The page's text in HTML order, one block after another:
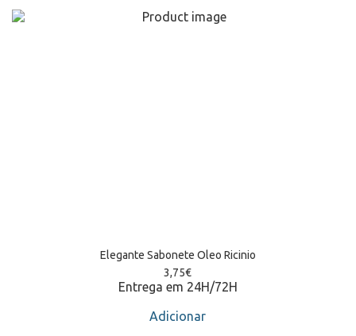
Elegante Sabonete Oleo Ricinio
3,75€
Entrega em 24H/72H
Adicionar